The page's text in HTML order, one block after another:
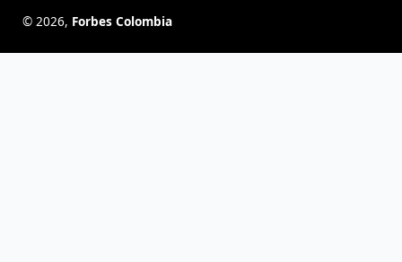
© 2026, Forbes Colombia